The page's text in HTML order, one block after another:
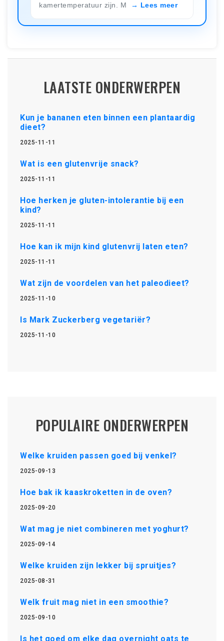
kamertemperatuur zijn. M
Lees meer
LAATSTE ONDERWERPEN
Kun je bananen eten binnen een plantaardig
dieet?
2025-11-11
Wat is een glutenvrije snack?
2025-11-11
Hoe herken je gluten-intolerantie bij een
kind?
2025-11-11
Hoe kan ik mijn kind glutenvrij laten eten?
2025-11-11
Wat zijn de voordelen van het paleodieet?
2025-11-10
Is Mark Zuckerberg vegetariër?
2025-11-10
POPULAIRE ONDERWERPEN
Welke kruiden passen goed bij venkel?
2025-09-13
Hoe bak ik kaaskroketten in de oven?
2025-09-20
Wat mag je niet combineren met yoghurt?
2025-09-14
Welke kruiden zijn lekker bij spruitjes?
2025-08-31
Welk fruit mag niet in een smoothie?
2025-09-10
Is het goed om elke dag overnight oats te